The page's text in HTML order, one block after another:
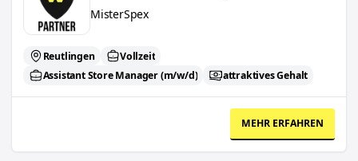
MisterSpex
Reutlingen
Vollzeit
Assistant Store Manager (m/w/d)
attraktives Gehalt
MEHR ERFAHREN